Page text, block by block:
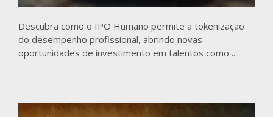
Descubra como o IPO Humano permite a tokenização
do desempenho profissional, abrindo novas
oportunidades de investimento em talentos como ...